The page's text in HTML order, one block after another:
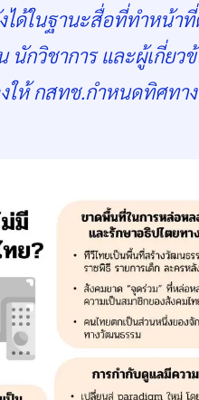
ได้ในฐานะสื่อที่ทำหน้า
นักวิชาการ และผู้เกี่ยว
ให้ กสทช.กำหนดทิศทา